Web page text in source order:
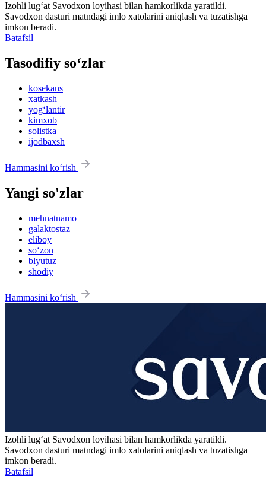
Izohli lugʻat Savodxon loyihasi bilan hamkorlikda yaratildi.
Savodxon dasturi matndagi imlo xatolarini aniqlash va tuzatishga
imkon beradi.
Batafsil
Tasodifiy so‘zlar
kosekans
xatkash
yog‘lantir
kimxob
solistka
ijodbaxsh
Hammasini ko‘rish
Yangi so'zlar
mehnatnamo
galaktostaz
eliboy
so‘zon
blyutuz
shodiy
Hammasini ko‘rish
Izohli lugʻat Savodxon loyihasi bilan hamkorlikda yaratildi.
Savodxon dasturi matndagi imlo xatolarini aniqlash va tuzatishga
imkon beradi.
Batafsil